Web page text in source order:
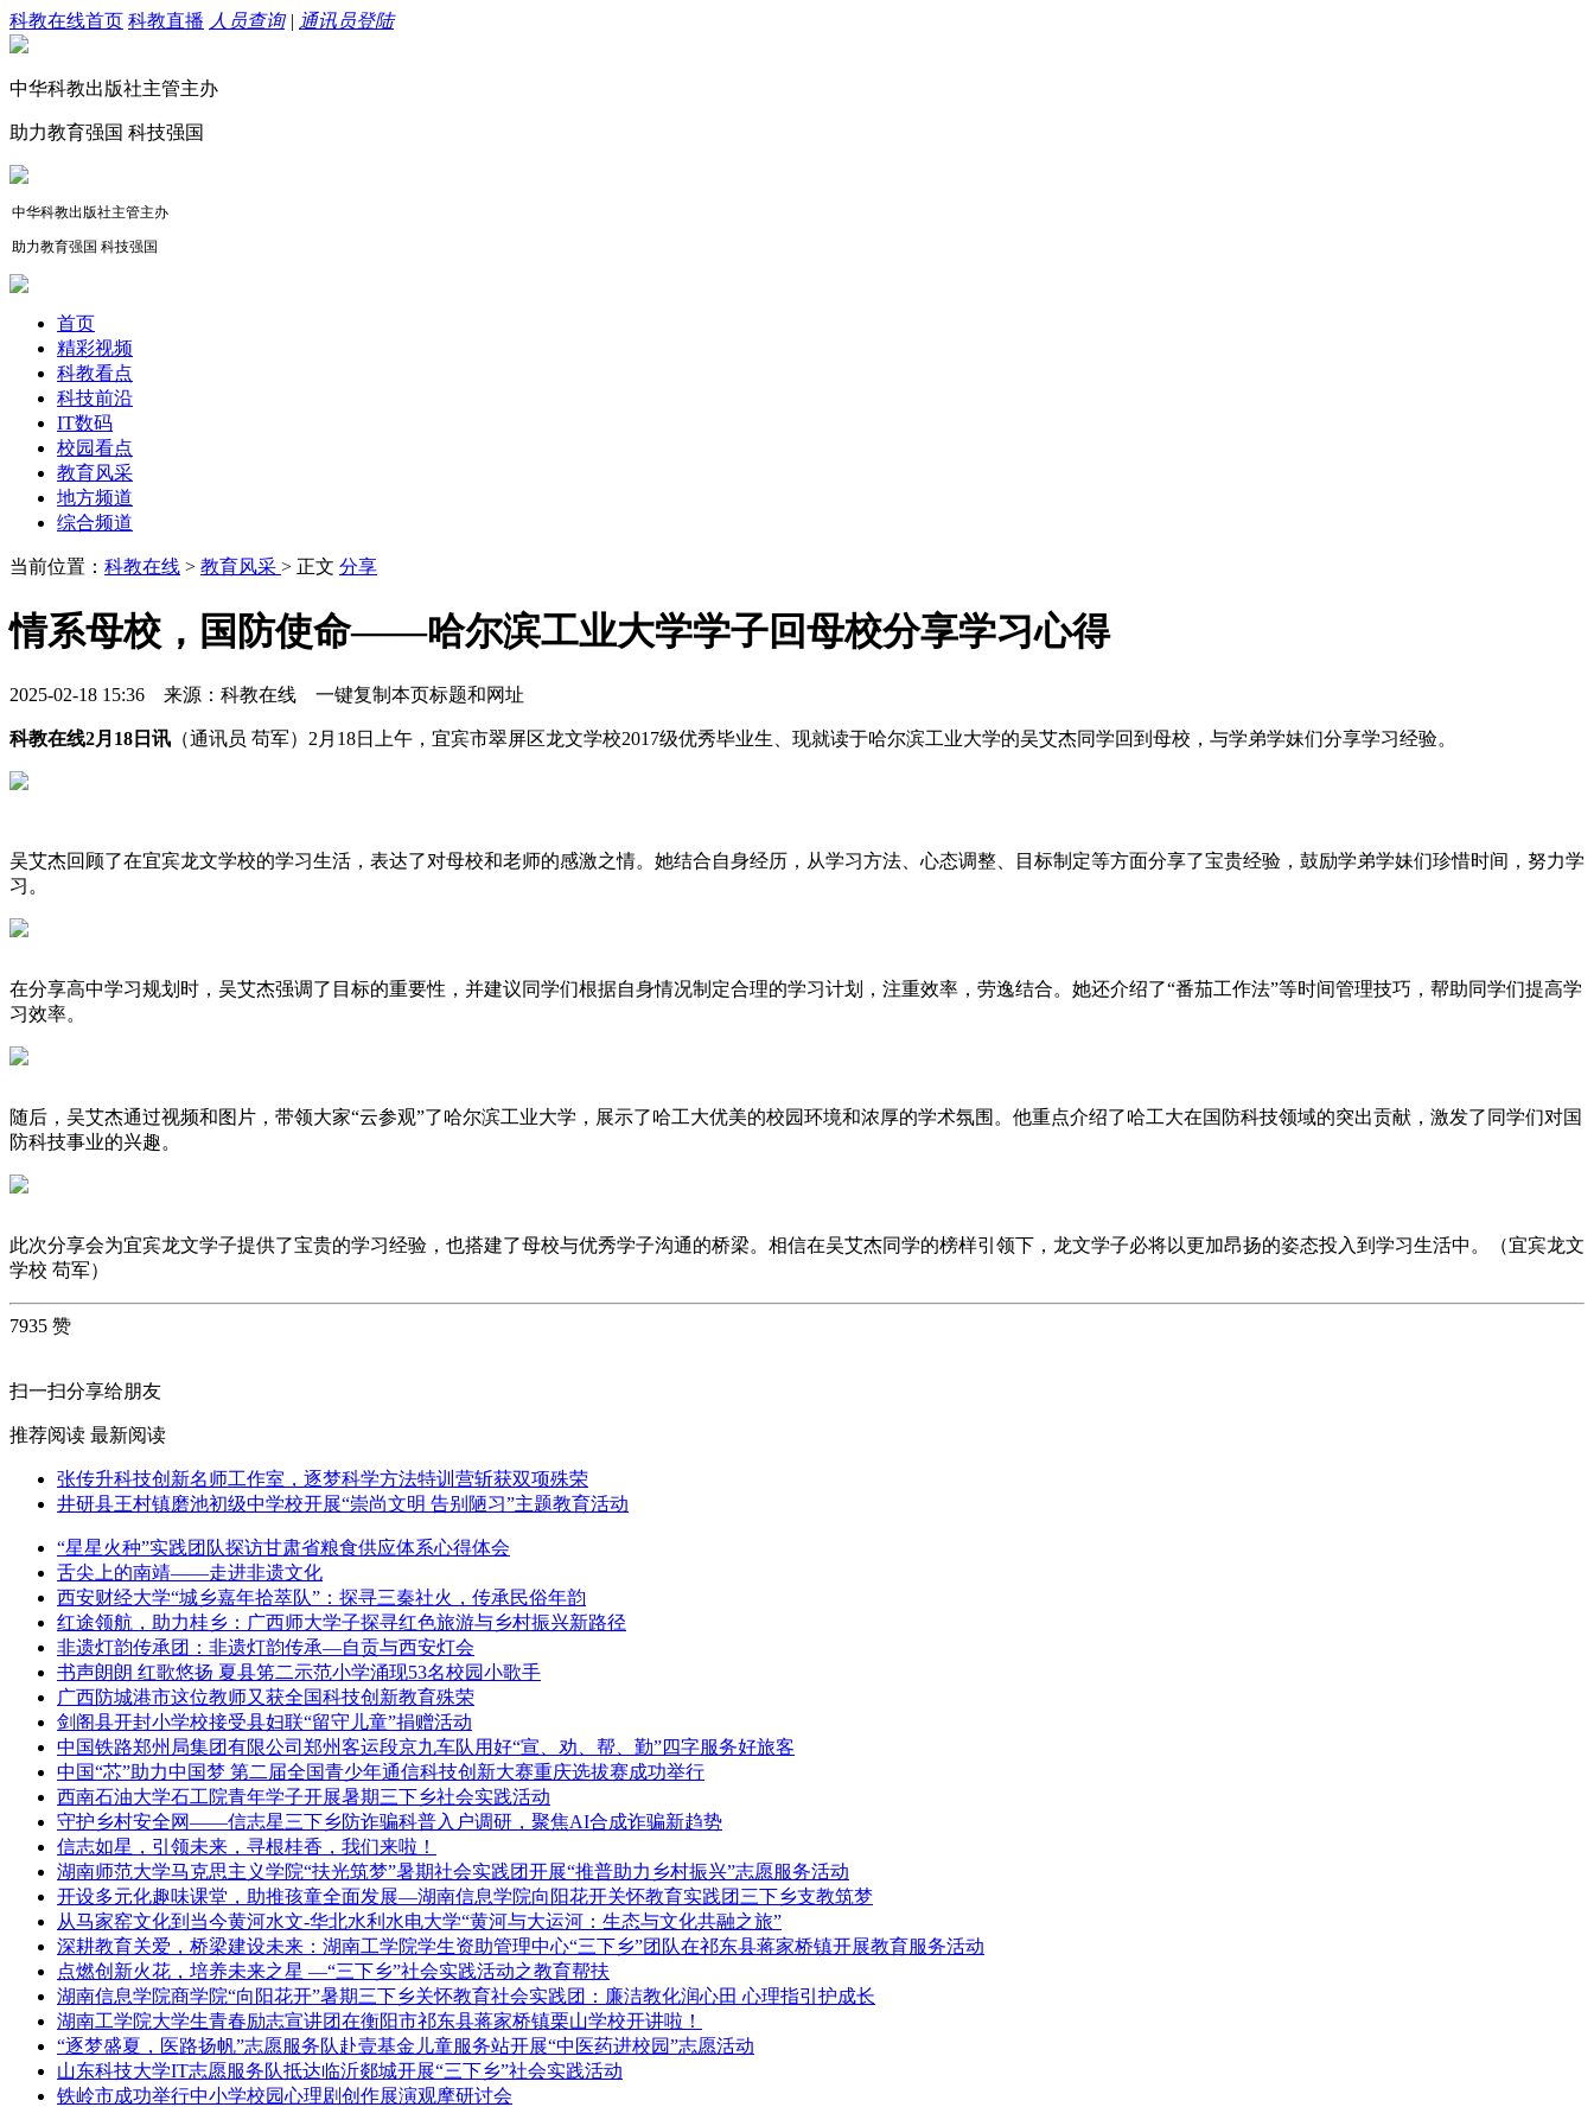
科教在线首页 科教直播 人员查询| 通讯员登陆
中华科教出版社主管主办
助力教育强国 科技强国
中华科教出版社主管主办
助力教育强国 科技强国
首页
精彩视频
科教看点
科技前沿
IT数码
校园看点
教育风采
地方频道
综合频道
当前位置： 科教在线 > 教育风采 > 正文 分享
情系母校，国防使命——哈尔滨工业大学学子回母校分享学习心得
2025-02-18 15:36 来源：科教在线 一键复制本页标题和网址
科教在线2月18日讯 （通讯员 苟军）2月18日上午，宜宾市翠屏区龙文学校2017级优秀毕业生、现就读于哈尔滨工业大学的吴艾杰同学回到母校，与学弟学妹们分享学习经验。
吴艾杰回顾了在宜宾龙文学校的学习生活，表达了对母校和老师的感激之情。她结合自身经历，从学习方法、心态调整、目标制定等方面分享了宝贵经验，鼓励学弟学妹们珍惜时间，努力学
习。
在分享高中学习规划时，吴艾杰强调了目标的重要性，并建议同学们根据自身情况制定合理的学习计划，注重效率，劳逸结合。她还介绍了“番茄工作法”等时间管理技巧，帮助同学们提高学
习效率。
随后，吴艾杰通过视频和图片，带领大家“云参观”了哈尔滨工业大学，展示了哈工大优美的校园环境和浓厚的学术氛围。他重点介绍了哈工大在国防科技领域的突出贡献，激发了同学们对国
防科技事业的兴趣。
此次分享会为宜宾龙文学子提供了宝贵的学习经验，也搭建了母校与优秀学子沟通的桥梁。相信在吴艾杰同学的榜样引领下，龙文学子必将以更加昂扬的姿态投入到学习生活中。（宜宾龙文
学校 苟军）
7935 赞
扫一扫分享给朋友
推荐阅读 最新阅读
张传升科技创新名师工作室，逐梦科学方法特训营斩获双项殊荣
井研县王村镇磨池初级中学校开展“崇尚文明 告别陋习”主题教育活动
“星星火种”实践团队探访甘肃省粮食供应体系心得体会
舌尖上的南靖——走进非遗文化
西安财经大学“城乡嘉年拾萃队”：探寻三秦社火，传承民俗年韵
红途领航，助力桂乡：广西师大学子探寻红色旅游与乡村振兴新路径
非遗灯韵传承团：非遗灯韵传承—自贡与西安灯会
书声朗朗 红歌悠扬 夏县笫二示范小学涌现53名校园小歌手
广西防城港市这位教师又获全国科技创新教育殊荣
剑阁县开封小学校接受县妇联“留守儿童”捐赠活动
中国铁路郑州局集团有限公司郑州客运段京九车队用好“宣、劝、帮、勤”四字服务好旅客
中国“芯”助力中国梦 第二届全国青少年通信科技创新大赛重庆选拔赛成功举行
西南石油大学石工院青年学子开展暑期三下乡社会实践活动
守护乡村安全网——信志星三下乡防诈骗科普入户调研，聚焦AI合成诈骗新趋势
信志如星，引领未来，寻根桂香，我们来啦！
湖南师范大学马克思主义学院“扶光筑梦”暑期社会实践团开展“推普助力乡村振兴”志愿服务活动
开设多元化趣味课堂，助推孩童全面发展—湖南信息学院向阳花开关怀教育实践团三下乡支教筑梦
从马家窑文化到当今黄河水文-华北水利水电大学“黄河与大运河：生态与文化共融之旅”
深耕教育关爱，桥梁建设未来：湖南工学院学生资助管理中心“三下乡”团队在祁东县蒋家桥镇开展教育服务活动
点燃创新火花，培养未来之星 —“三下乡”社会实践活动之教育帮扶
湖南信息学院商学院“向阳花开”暑期三下乡关怀教育社会实践团：廉洁教化润心田 心理指引护成长
湖南工学院大学生青春励志宣讲团在衡阳市祁东县蒋家桥镇栗山学校开讲啦！
“逐梦盛夏，医路扬帆”志愿服务队赴壹基金儿童服务站开展“中医药进校园”志愿活动
山东科技大学IT志愿服务队抵达临沂郯城开展“三下乡”社会实践活动
铁岭市成功举行中小学校园心理剧创作展演观摩研讨会